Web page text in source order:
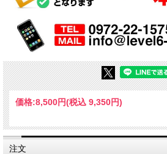
価格:8,500円(税込 9,350円)
注文